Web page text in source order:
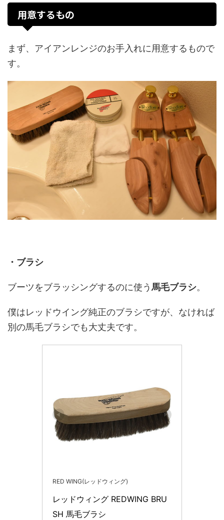
用意するもの
まず、アイアンレンジのお手入れに用意するもので
す。
・ブラシ
ブーツをブラッシングするのに使う馬毛ブラシ。
僕はレッドウイング純正のブラシですが、なければ
別の馬毛ブラシでも大丈夫です。
RED WING(レッドウィング)
レッドウィング REDWING BRU
SH 馬毛ブラシ